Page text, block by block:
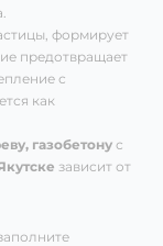
формирует
предотвращает
с
как
газобетону с
зависит от